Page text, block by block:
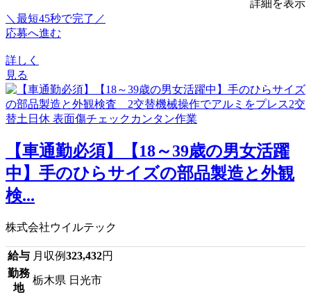
詳細を表示
＼最短45秒で完了／
応募へ進む
詳しく
見る
【車通勤必須】【18～39歳の男女活躍
中】手のひらサイズの部品製造と外観
検...
株式会社ウイルテック
給与 月収例323,432円
勤務
地
栃木県 日光市